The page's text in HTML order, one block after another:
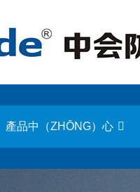
產品中（ZHŌNG）心